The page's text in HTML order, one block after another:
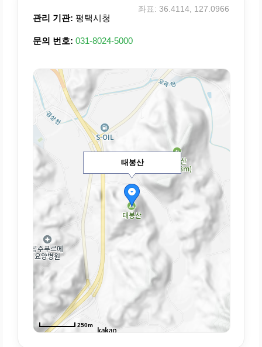
관리 기관: 평택시청
문의 번호: 031-8024-5000
좌표: 36.4114, 127.0966
태봉산
250m